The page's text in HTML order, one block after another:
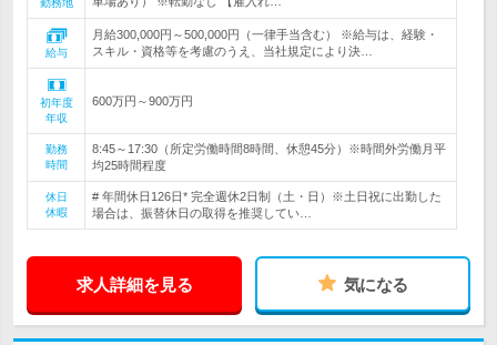
勤務地
給与
月給300,000円～500,000円（一律手当含む） ※給与は、経験・
スキル・資格等を考慮のうえ、当社規定により決…
初年度
年収
600万円～900万円
勤務
時間
8:45～17:30（所定労働時間8時間、休憩45分）※時間外労働月平
均25時間程度
休日
休暇
# 年間休日126日* 完全週休2日制（土・日）※土日祝に出勤した
場合は、振替休日の取得を推奨してい…
求人詳細を見る 気になる